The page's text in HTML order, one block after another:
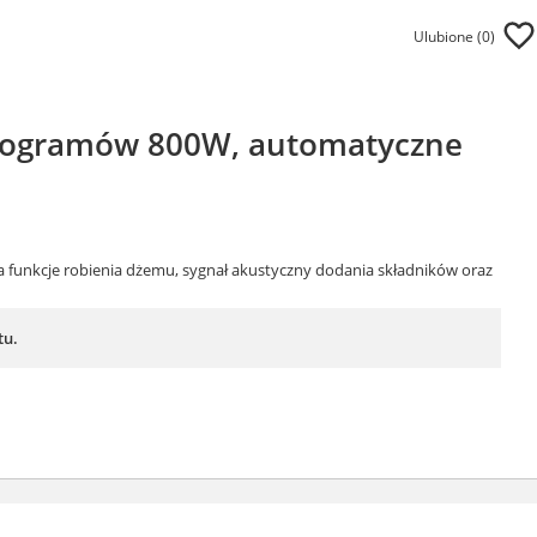
Ulubione (0)
800W, automatyczne
robienia dżemu, sygnał akustyczny dodania składników oraz